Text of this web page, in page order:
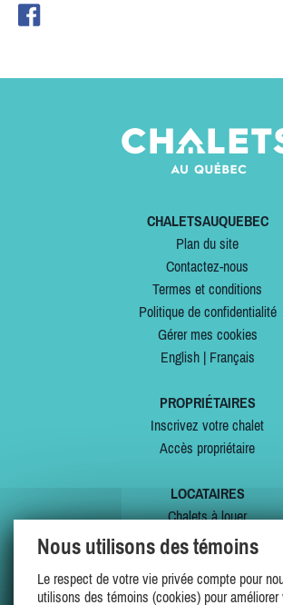
CHALETSAUQUEBEC
Plan du site
Contactez-nous
Termes et conditions
Politique de confidentialité
Gérer mes cookies
English| Français
PROPRIÉTAIRES
Inscrivez votre chalet
Accès propriétaire
LOCATAIRES
Chalets à louer
Chalets à vendre
Offres spéciales
Nous utilisons des témoins
Le respect de votre vie privée compte pour
utilisons des témoins (cookies) pour améliorer